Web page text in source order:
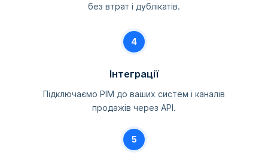
без втрат і дублікатів.
4
Інтеграції
Підключаємо PIM до ваших систем і каналів
продажів через API.
5